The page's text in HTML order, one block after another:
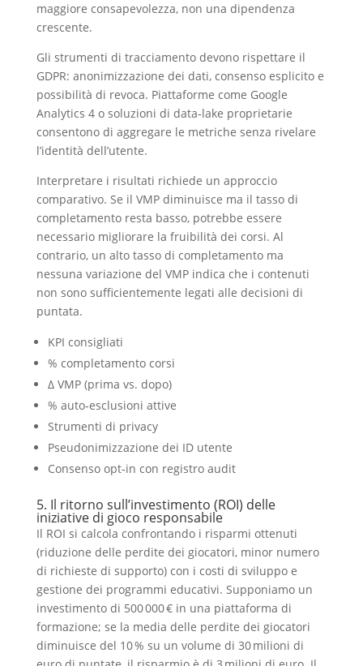
maggiore consapevolezza, non una dipendenza
crescente.
Gli strumenti di tracciamento devono rispettare il
GDPR: anonimizzazione dei dati, consenso esplicito e
possibilità di revoca. Piattaforme come Google
Analytics 4 o soluzioni di data‑lake proprietarie
consentono di aggregare le metriche senza rivelare
l’identità dell’utente.
Interpretare i risultati richiede un approccio
comparativo. Se il VMP diminuisce ma il tasso di
completamento resta basso, potrebbe essere
necessario migliorare la fruibilità dei corsi. Al
contrario, un alto tasso di completamento ma
nessuna variazione del VMP indica che i contenuti
non sono sufficientemente legati alle decisioni di
puntata.
KPI consigliati
% completamento corsi
Δ VMP (prima vs. dopo)
% auto‑esclusioni attive
Strumenti di privacy
Pseudonimizzazione dei ID utente
Consenso opt‑in con registro audit
5. Il ritorno sull’investimento (ROI) delle
iniziative di gioco responsabile
Il ROI si calcola confrontando i risparmi ottenuti
(riduzione delle perdite dei giocatori, minor numero
di richieste di supporto) con i costi di sviluppo e
gestione dei programmi educativi. Supponiamo un
investimento di 500 000 € in una piattaforma di
formazione; se la media delle perdite dei giocatori
diminuisce del 10 % su un volume di 30 milioni di